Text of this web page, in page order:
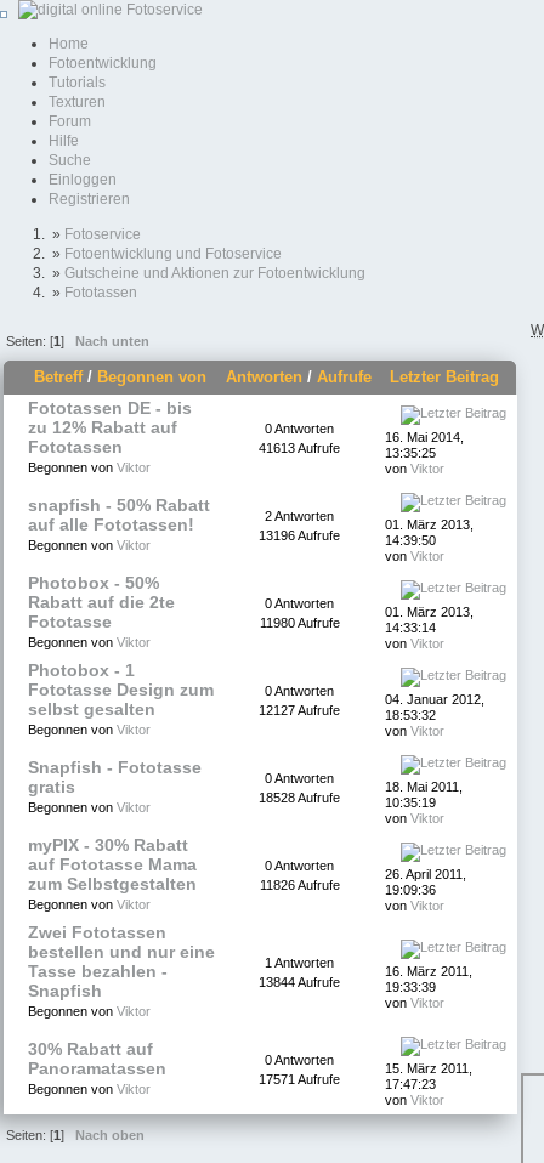
Home
Fotoentwicklung
Tutorials
Texturen
Forum
Hilfe
Suche
Einloggen
Registrieren
» Fotoservice
» Fotoentwicklung und Fotoservice
» Gutscheine und Aktionen zur Fotoentwicklung
» Fototassen
Seiten: [1] Nach unten
Betreff/ Begonnen von Antworten / Aufrufe
Letzter Beitrag
Fototassen DE - bis
zu 12% Rabatt auf
Fototassen
Begonnen von Viktor
0 Antworten
41613 Aufrufe
16. Mai 2014,
13:35:25
von Viktor
snapfish - 50% Rabatt
auf alle Fototassen!
Begonnen von Viktor
2 Antworten
13196 Aufrufe
01. März 2013,
14:39:50
von Viktor
Photobox - 50%
Rabatt auf die 2te
Fototasse
Begonnen von Viktor
0 Antworten
11980 Aufrufe
01. März 2013,
14:33:14
von Viktor
Photobox - 1
Fototasse Design zum
selbst gesalten
Begonnen von Viktor
0 Antworten
12127 Aufrufe
04. Januar 2012,
18:53:32
von Viktor
Snapfish - Fototasse
gratis
Begonnen von Viktor
0 Antworten
18528 Aufrufe
18. Mai 2011,
10:35:19
von Viktor
myPIX - 30% Rabatt
auf Fototasse Mama
zum Selbstgestalten
Begonnen von Viktor
0 Antworten
11826 Aufrufe
26. April 2011,
19:09:36
von Viktor
Zwei Fototassen
bestellen und nur eine
Tasse bezahlen -
Snapfish
Begonnen von Viktor
1 Antworten
13844 Aufrufe
16. März 2011,
19:33:39
von Viktor
30% Rabatt auf
Panoramatassen
Begonnen von Viktor
0 Antworten
17571 Aufrufe
15. März 2011,
17:47:23
von Viktor
Seiten: [1] Nach oben